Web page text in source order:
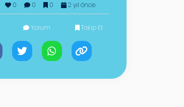
0 0 0 2 yıl önce
Yorum Takip Et